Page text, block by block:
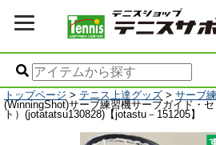
トップページ > テニス上達グッズ > サーブ
(WinningShot)サーブ練習機サーブガイド・
ト）(jotatatsu130828)【jotastu－151205】